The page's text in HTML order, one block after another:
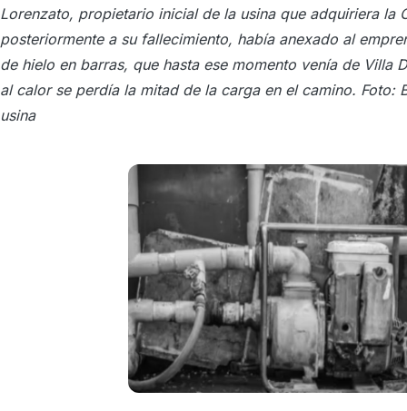
Lorenzato, propietario inicial de la usina que adquiriera la
posteriormente a su fallecimiento, había anexado al
de hielo en barras, que hasta ese momento venía de Villa
al calor se perdía la mitad de la carga en el camino. Foto:
usina